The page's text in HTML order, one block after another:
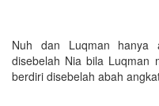
Nuh dan Luqman hanya
disebelah Nia bila Luqman
berdiri disebelah abah